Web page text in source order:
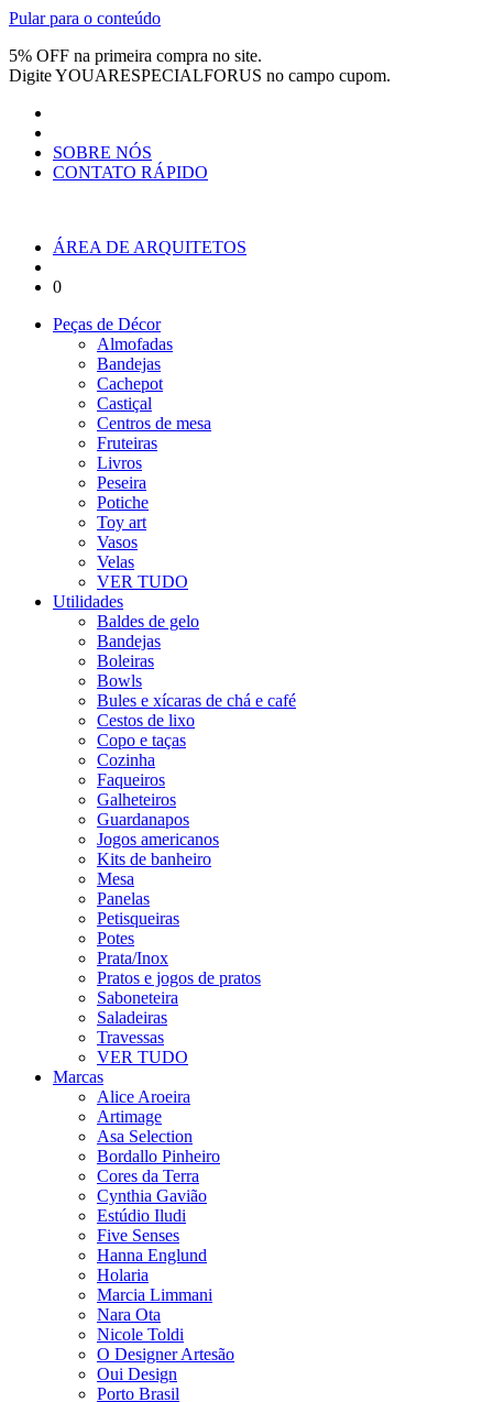
Pular para o conteúdo
5% OFF na primeira compra no site.
DigiteYOUARESPECIALFORUS no campo cupom.
SOBRE NÓS
CONTATO RÁPIDO
ÁREA DE ARQUITETOS
0
Peças de Décor
Almofadas
Bandejas
Cachepot
Castiçal
Centros de mesa
Fruteiras
Livros
Peseira
Potiche
Toy art
Vasos
Velas
VER TUDO
Utilidades
Baldes de gelo
Bandejas
Boleiras
Bowls
Bules e xícaras de chá e café
Cestos de lixo
Copo e taças
Cozinha
Faqueiros
Galheteiros
Guardanapos
Jogos americanos
Kits de banheiro
Mesa
Panelas
Petisqueiras
Potes
Prata/Inox
Pratos e jogos de pratos
Saboneteira
Saladeiras
Travessas
VER TUDO
Marcas
Alice Aroeira
Artimage
Asa Selection
Bordallo Pinheiro
Cores da Terra
Cynthia Gavião
Estúdio Iludi
Five Senses
Hanna Englund
Holaria
Marcia Limmani
Nara Ota
Nicole Toldi
O Designer Artesão
Oui Design
Porto Brasil